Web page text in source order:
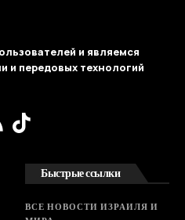
и являемся
и передовых технологий
Быстрые ссылки
ВСЕ НОВОСТИ ИЗРАИЛЯ И